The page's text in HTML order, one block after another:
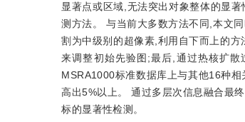
显著点或区域,无法突出对象整体的显
测方法。 与当前大多数方法不同,本文
割为中级别的超像素,利用自下而上的
来调整初始先验图;最后,通过热核扩
MSRA1000标准数据库上与其他16种
高出5%以上。 通过多层次信息融合最
标的显著性检测。